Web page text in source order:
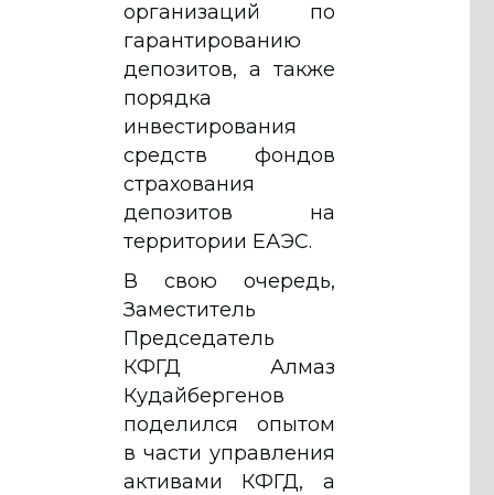
организаций по
гарантированию
депозитов, а также
порядка
инвестирования
средств фондов
страхования
депозитов на
территории ЕАЭС.
В свою очередь,
Заместитель
Председатель
КФГД Алмаз
Кудайбергенов
поделился опытом
в части управления
активами КФГД, а